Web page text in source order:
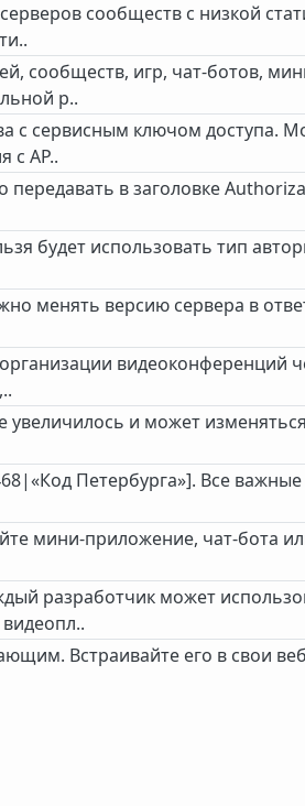
сообществ с низкой
сообществ, игр, чат-ботов,
р..
с сервисным ключом доступа.
с AP..
в заголовке
будет использовать тип
менять версию сервера в
видеоконференций
увеличилось и может
Петербурга»]. Все
мини-приложение, чат-бота
разработчик может
Встраивайте его в свои